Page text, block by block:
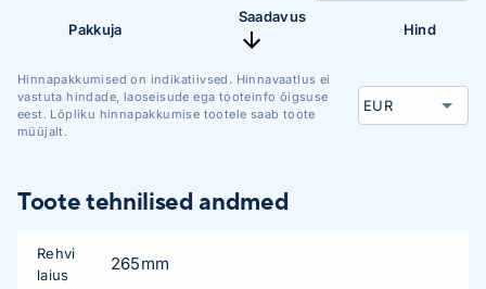
Pakkuja
Saadavus
Hind
Hinnapakkumised on indikatiivsed. Hinnavaatlus ei
vastuta hindade, laoseisude ega tooteinfo õigsuse
eest. Lõpliku hinnapakkumise tootele saab toote
müüjalt.
Toote tehnilised andmed
Rehvi
laius
265mm